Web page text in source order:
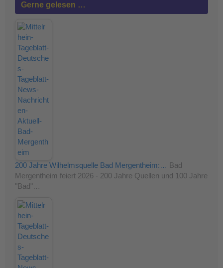
Gerne gelesen …
200 Jahre Wilhelmsquelle Bad Mergentheim:… Bad
Mergentheim feiert 2026 - 200 Jahre Quellen und 100 Jahre
"Bad"…